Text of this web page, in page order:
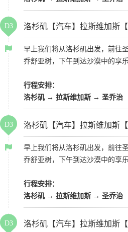
D3 洛杉矶【汽车】拉斯维加斯
早上我们将从洛杉矶出发，前往
乔舒亚树，下午到达沙漠中的享
行程安排：
洛杉矶 → 拉斯维加斯 → 圣乔治
D3 洛杉矶【汽车】拉斯维加斯
早上我们将从洛杉矶出发，前往
乔舒亚树，下午到达沙漠中的享
行程安排：
洛杉矶 → 拉斯维加斯 → 圣乔治
D3 洛杉矶【汽车】拉斯维加斯